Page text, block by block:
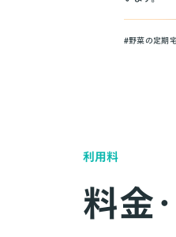
＃野菜の定期
利用料
料金